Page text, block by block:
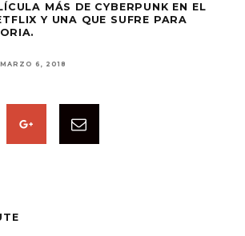
MÁS DE CYBERPUNK EN EL
Y UNA QUE SUFRE PARA
MARZO 6, 2018